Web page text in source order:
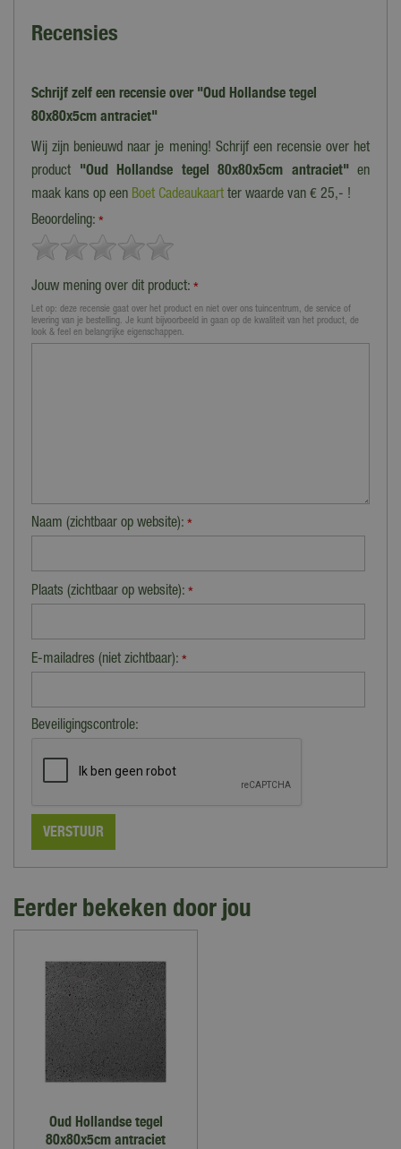
Recensies
Schrijf zelf een recensie over "Oud Hollandse tegel
80x80x5cm antraciet"
Wij zijn benieuwd naar je mening! Schrijf een recensie over het
product "Oud Hollandse tegel 80x80x5cm antraciet"en
maak kans op een Boet Cadeaukaart ter waarde van € 25,- !
Beoordeling: *
Jouw mening over dit product: *
Let op: deze recensie gaat over het product en niet over ons tuincentrum, de service of
levering van je bestelling. Je kunt bijvoorbeeld in gaan op de kwaliteit van het product, de
look & feel en belangrijke eigenschappen.
Naam (zichtbaar op website): *
Plaats (zichtbaar op website): *
E-mailadres (niet zichtbaar): *
Beveiligingscontrole:
Eerder bekeken door jou
Oud Hollandse tegel
80x80x5cm antraciet